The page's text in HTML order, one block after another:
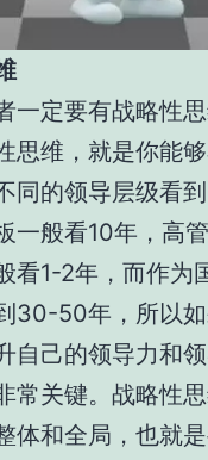
一定要有战略性
思维，就是你能
同的领导层级看
一般看10年，高
看1-2年，而作为
30-50年，所以
自己的领导力和
常关键。战略性
体和全局，也就是